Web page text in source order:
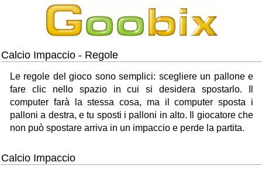
Calcio Impaccio - Regole
Le regole del gioco sono semplici: scegliere un pallone e
fare clic nello spazio in cui si desidera spostarlo. Il
computer farà la stessa cosa, ma il computer sposta i
palloni a destra, e tu sposti i palloni in alto. Il giocatore che
non può spostare arriva in un impaccio e perde la partita.
Calcio Impaccio